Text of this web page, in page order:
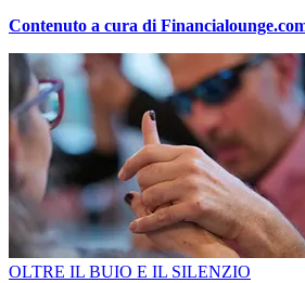
Contenuto a cura di
OLTRE IL BUIO E IL SILENZIO